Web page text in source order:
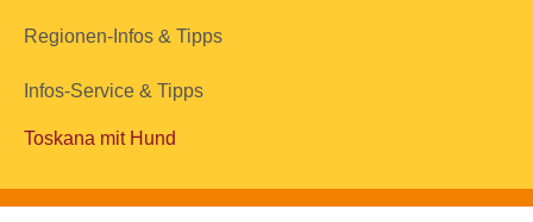
Regionen-Infos & Tipps
Infos-Service & Tipps
Toskana mit Hund